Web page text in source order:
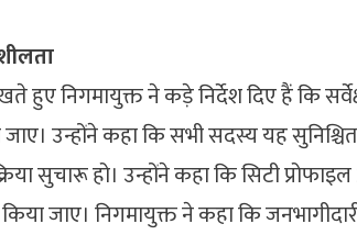
हुए निगमायुक्त ने कड़े निर्देश दिए हैं कि
जाए। उन्होंने कहा कि सभी सदस्य यह
सुचारू हो। उन्होंने कहा कि सिटी
जाए। निगमायुक्त ने कहा कि